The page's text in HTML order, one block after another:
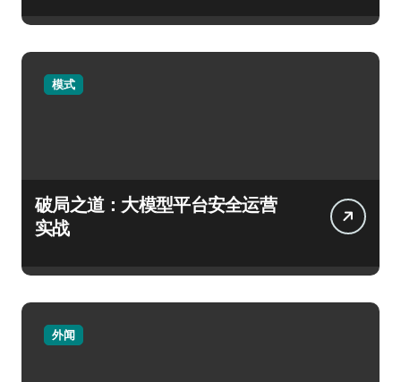
模式
破局之道：大模型平台安全运营
实战
外闻